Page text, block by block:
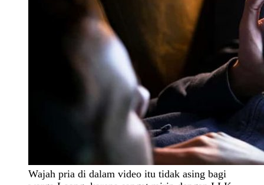
Wajah pria di dalam video itu tidak asing bagi